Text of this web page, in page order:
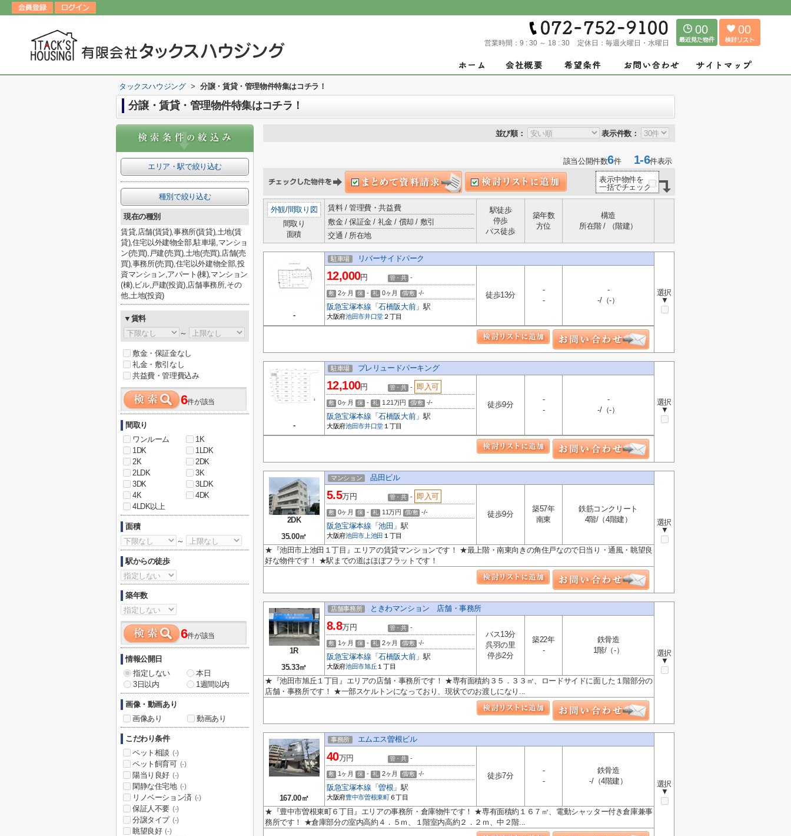
営業時間： 9 : 30 ～ 18 : 30 定休日： 毎週火曜日・水曜日
00 00
タックスハウジング > 分譲・賃貸・管理物件特集はコチラ！
分譲・賃貸・管理物件特集はコチラ！
並び順： 表示件数：
該当公開件数6件1-6件表示
表示中物件を
一括でチェック
外観/間取り図
間取り
面積
賃料 / 管理費・共益費
敷金 / 保証金 / 礼金 / 償却 / 敷引
交通 / 所在地
駅徒歩
停歩
バス徒歩
築年数
方位
構造
所在階 / （階建）
-
駐車場 リバーサイドパーク
選択
▼
12,000円 管・共 -
敷 2ヶ月 保 - 礼 0ヶ月 償/敷 -/-
阪急宝塚本線 「石橋阪大前」駅
大阪府池田市井口堂２丁目
徒歩13分
-
-
-
-/（-）
-
駐車場 プレリュードパーキング
選択
▼
12,100円 管・共 - 即入可
敷 0ヶ月 保 - 礼 1.21万円 償/敷 -/-
阪急宝塚本線 「石橋阪大前」駅
大阪府池田市井口堂１丁目
徒歩9分
-
-
-
-/（-）
2DK
35.00㎡
マンション 品田ビル
選択
▼
5.5万円 管・共 - 即入可
敷 0ヶ月 保 - 礼 11万円 償/敷 -/-
阪急宝塚本線 「池田 」駅
大阪府池田市上池田 １丁目
徒歩9分
築57年
南東
鉄筋コンクリート
4階/（4階建）
★『池田市上池田１丁目』エリアの賃貸マンションです！ ★最上階・南東向きの角住戸なので日当り・通風・眺望良
好な物件です！ ★駅までの道はほぼフラットです！
1R
35.33㎡
店舗事務所 ときわマンション 店舗・事務所
選択
▼
8.8万円 管・共 -
敷 1ヶ月 保 - 礼 2ヶ月 償/敷 -/-
阪急宝塚本線 「石橋阪大前」駅
大阪府池田市旭丘 １丁目
バス13分
呉羽の里
停歩2分
築22年
-
鉄骨造
1階/（-）
★『池田市旭丘１丁目』エリアの店舗・事務所です！ ★専有面積約３５．３３㎡、ロードサイドに面した１階部分の
店舗・事務所です！ ★一部スケルトンになっており、現状でのお渡しになり...
167.00㎡
事務所 エムエス曽根ビル
選択
▼
40万円 管・共 -
敷 1ヶ月 保 - 礼 2ヶ月 償/敷 -/-
阪急宝塚本線 「曽根 」駅
大阪府豊中市曽根東町６丁目
徒歩7分
-
-
鉄骨造
-/（4階建）
★『豊中市曽根東町６丁目』エリアの事務所・倉庫物件です！ ★専有面積約１６７㎡、電動シャッター付き倉庫兼事
務所です！ ★倉庫部分の室内高約４．５ｍ、１階室内高約２．２ｍ、中２階...
エリア・駅で絞り込む
種別で絞り込む
現在の種別
賃貸,店舗(賃貸),事務所(賃貸),土地(賃
貸),住宅以外建物全部,駐車場,マンショ
ン(売買),戸建(売買),土地(売買),店舗(売
買),事務所(売買),住宅以外建物全部,投
資マンション,アパート(棟),マンション
(棟),ビル,戸建(投資),店舗事務所,その
他,土地(投資)
▼賃料
～
敷金・保証金なし
礼金・敷引なし
共益費・管理費込み
6件が該当
間取り
ワンルーム
1K
1DK
1LDK
2K
2DK
2LDK
3K
3DK
3LDK
4K
4DK
4LDK以上
面積
～
駅からの徒歩
築年数
6件が該当
情報公開日
指定しない
本日
3日以内
1週間以内
画像・動画あり
画像あり
動画あり
こだわり条件
ペット相談 (-)
ペット飼育可 (-)
陽当り良好 (-)
閑静な住宅地 (-)
リノベーション済 (-)
保証人不要 (-)
分譲タイプ (-)
眺望良好 (-)